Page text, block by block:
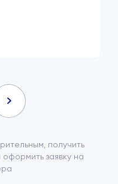
получить
заявку на